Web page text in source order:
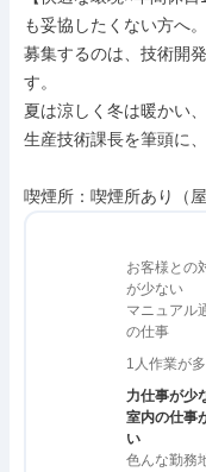
も妥協したくない方へ。
募集するのは、技術開
す。
夏は涼しく冬は暖かい
生産技術課長を筆頭に
喫煙所：喫煙所あり（屋
お客様との
が少ない
マニュアル
の仕事
1人作業が
力仕事が少
室内の仕事
い
色んな勤務